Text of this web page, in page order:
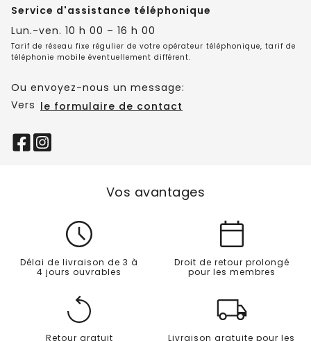
Service d'assistance téléphonique
Lun.-ven. 10 h 00 – 16 h 00
Tarif de réseau fixe régulier de votre opérateur téléphonique, tarif de
téléphonie mobile éventuellement différent.
Ou envoyez-nous un message:
Vers le formulaire de contact
Vos avantages
Délai de livraison de 3 à
4 jours ouvrables
Droit de retour prolongé
pour les membres
Retour gratuit Livraison gratuite pour les